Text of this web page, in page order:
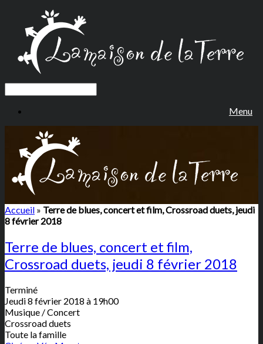
Menu
Accueil » Terre de blues, concert et film, Crossroad duets, jeudi
8 février 2018
Terre de blues, concert et film,
Crossroad duets, jeudi 8 février 2018
Terminé
Jeudi 8 février 2018 à 19h00
Musique / Concert
Crossroad duets
Toute la famille